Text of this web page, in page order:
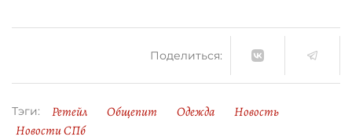
Поделиться:
Тэги: Ретейл Общепит Одежда
Новость
Новости СПб